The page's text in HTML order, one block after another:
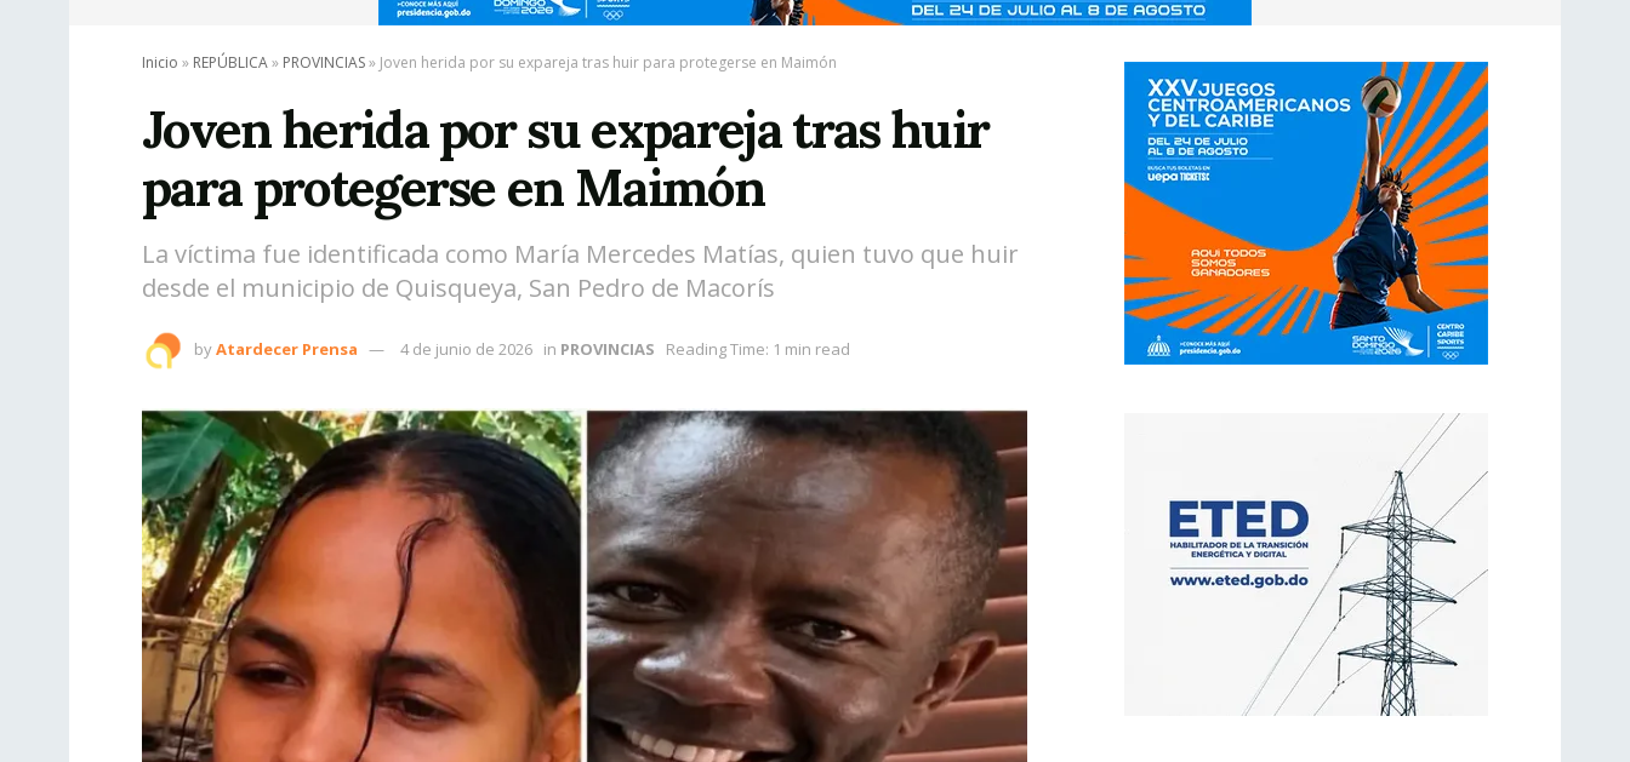
Inicio » REPÚBLICA» PROVINCIAS» Joven herida por su expareja tras huir para protegerse en Maimón
Joven herida por su expareja tras huir
para protegerse en Maimón
La víctima fue identificada como María Mercedes Matías, quien tuvo que huir
desde el municipio de Quisqueya, San Pedro de Macorís
byAtardecer Prensa 4 de junio de 2026 in PROVINCIAS Reading Time: 1 min read